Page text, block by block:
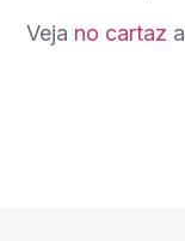
Veja no cartaz